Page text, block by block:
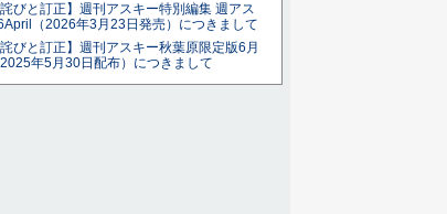
詫びと訂正】週刊アスキー特別編集 週アス
（2026年3月23日発売）につきまして
詫びと訂正】週刊アスキー秋葉原限定版6月
年5月30日配布）につきまして